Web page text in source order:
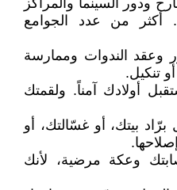
ودور السينما والمراكز
أكثر من عدد الجوامع
وعقد الندوات وممارسة
تنكيل.
أولادك آمناً. ولقمتك
بيتك، أو غسّالتك، أو
وعكة مرضية، لأنك